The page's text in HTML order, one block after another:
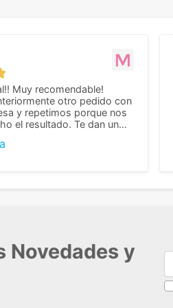
Muy recomendable!
otro pedido con
y repetimos porque nos
el resultado. Te dan un
cuando se trata
Novedades y